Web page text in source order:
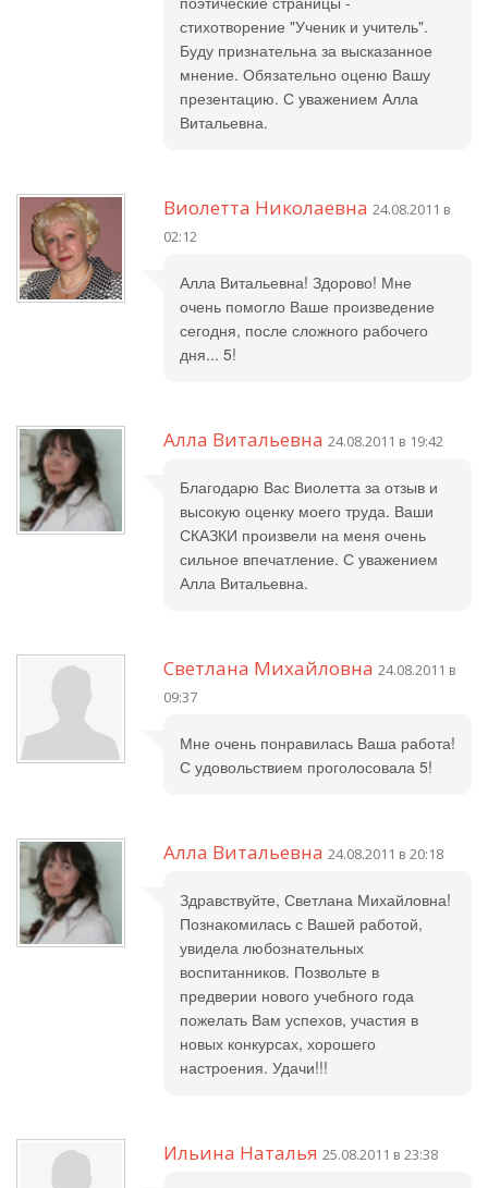
стихотворение "Ученик и учитель".
Буду признательна за высказанное
мнение. Обязательно оценю Вашу
презентацию. С уважением Алла
Витальевна.
Виолетта Николаевна 24.08.2011 в
02:12
Алла Витальевна! Здорово! Мне
очень помогло Ваше произведение
сегодня, после сложного рабочего
дня... 5!
Алла Витальевна 24.08.2011 в 19:42
Благодарю Вас Виолетта за отзыв и
высокую оценку моего труда. Ваши
СКАЗКИ произвели на меня очень
сильное впечатление. С уважением
Алла Витальевна.
Светлана Михайловна 24.08.2011 в
09:37
Мне очень понравилась Ваша работа!
С удовольствием проголосовала 5!
Алла Витальевна 24.08.2011 в 20:18
Здравствуйте, Светлана Михайловна!
Познакомилась с Вашей работой,
увидела любознательных
воспитанников. Позвольте в
предверии нового учебного года
пожелать Вам успехов, участия в
новых конкурсах, хорошего
настроения. Удачи!!!
Ильина Наталья 25.08.2011 в 23:38